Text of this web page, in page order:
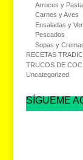
Arroces y Pasta
Carnes y Aves
Ensaladas y
Pescados
Sopas y
RECETAS
TRUCOS DE
Uncategorized
SÍGUEME